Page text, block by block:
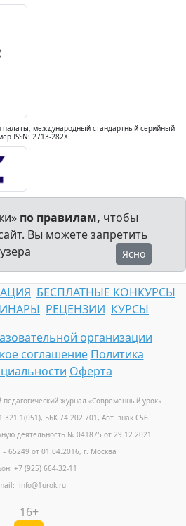
палаты, международный стандартный серийный
ISSN: 2713-282X
по правилам, чтобы
Вы можете запретить
Ясно
БЕСПЛАТНЫЕ КОНКУРСЫ
РЕЦЕНЗИИ КУРСЫ
организации
соглашение Политика
Оферта
журнал «Современный урок»
ББК 74.202.701, Авт. знак С56
деятельность № 041875 от 29.12.2021
от 01.04.2016, г. Москва
+7 (925) 664-32-11
info@1urok.ru
16+